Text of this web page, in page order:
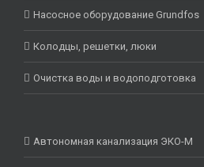
Насосное оборудование Grundfos
Колодцы, решетки, люки
Очистка воды и водоподготовка
Автономная канализация ЭКО-М